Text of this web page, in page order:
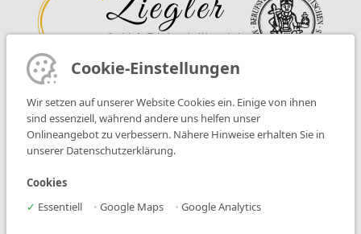
Öffnungszeiten
Montag bis Freitag nach
telefonischer Terminvereinbarung
Kontakt
Cookie-Einstellungen
Wir setzen auf unserer Website Cookies ein. Einige von ihnen
sind essenziell, während andere uns helfen unser
Onlineangebot zu verbessern. Nähere Hinweise erhalten Sie in
unserer Datenschutzerklärung.
Cookies
✓ Essentiell • Google Maps • Google Analytics